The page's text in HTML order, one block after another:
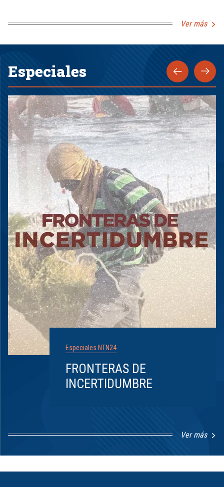
Ver más
Especiales
Especiales NTN24
FRONTERAS DE
INCERTIDUMBRE
Ver más
8